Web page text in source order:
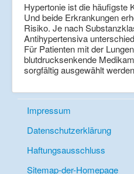
Hypertonie ist die häufigste
Und beide Erkrankungen
Risiko. Je nach
Antihypertensiva
Für Patienten mit der
blutdrucksenkende
sorgfältig ausgewählt
Impressum
Datenschutzerklärung
Haftungsausschluss
Sitemap-der-Homepage